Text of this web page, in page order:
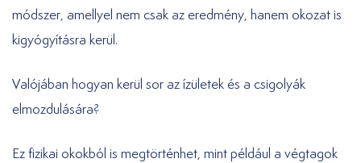
módszer, amellyel nem csak az eredmény, hanem okozat is
kigyógyításra kerül.
Valójában hogyan kerül sor az ízületek és a csigolyák
elmozdulására?
Ez fizikai okokból is megtörténhet, mint például a végtagok